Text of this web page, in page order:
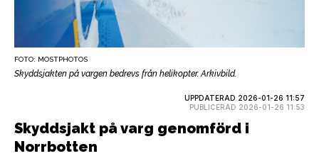
FOTO: MOSTPHOTOS
Skyddsjakten på vargen bedrevs från helikopter. Arkivbild.
UPPDATERAD 2026-01-26 11:57
PUBLICERAD 2026-01-26 11:53
Skyddsjakt på varg genomförd i
Norrbotten